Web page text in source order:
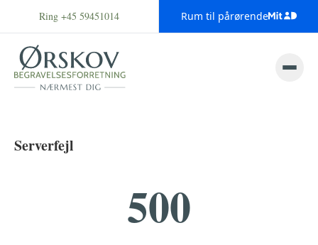
Ring +45 59451014 Rum til pårørende
Serverfejl
500